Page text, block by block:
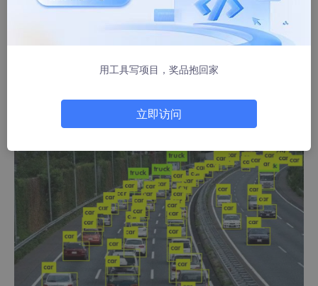
踪，涉及计算机视觉和人工智能领 域中的目标检测、 目标跟踪和
场景分割任务。今天这篇文章主要讲讲感知方面的目标检测。
1.目标检测任务
目标检测任务主要包含检测是否存在感兴趣目标， 目标语义
是计算机视觉中的经典任务， 最常见的是二维RGB图像中的目标
检测，而无人驾驶车载传感器多样，基于激光雷达、毫米波雷达或
者超声波雷达的目标检测也是必不可少的。
用工具写项目，奖品抱回家
立即访问